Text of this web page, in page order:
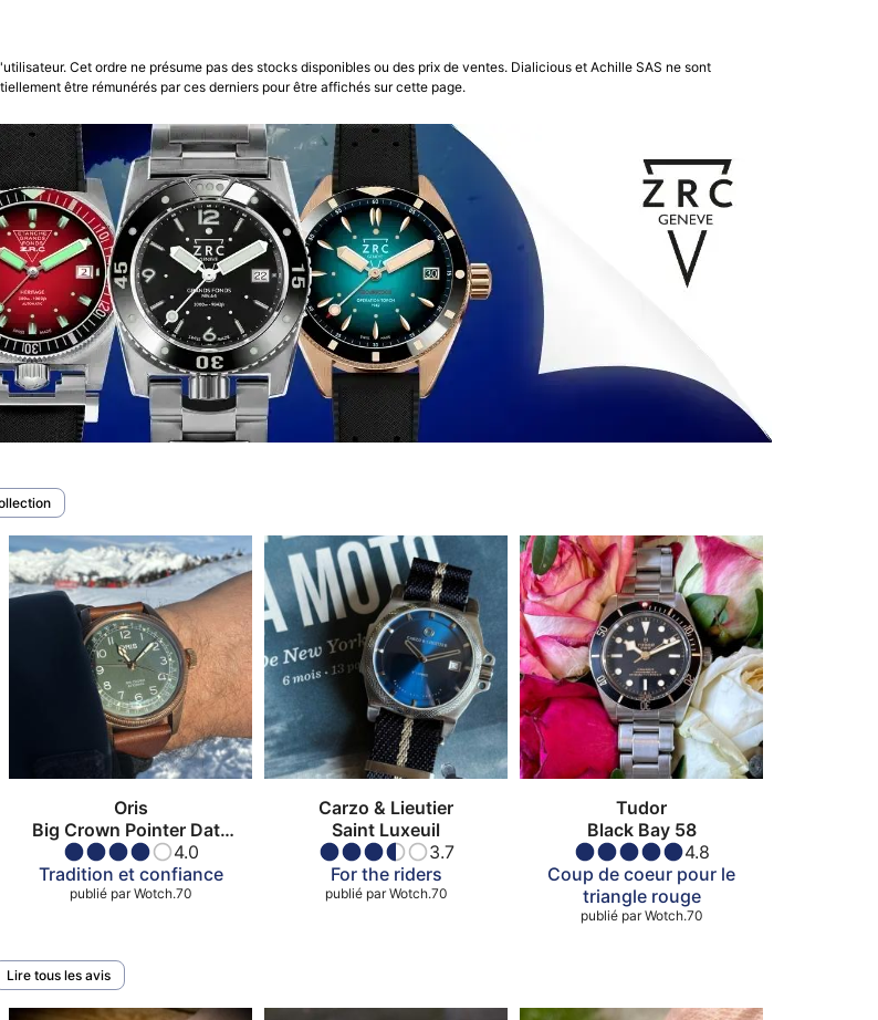
Cet ordre ne présume pas des stocks disponibles ou des prix de ventes. Dialicious et Achille SAS ne sont
être rémunérés par ces derniers pour être affichés sur cette page.
Oris
Big Crown Pointer Date
80TH Anniversary
4.0
Tradition et confiance
publié par Wotch.70
Carzo & Lieutier
Saint Luxeuil
3.7
For the riders
publié par Wotch.70
Tudor
Black Bay 58
4.8
Coup de coeur pour le
triangle rouge
publié par Wotch.70
Lire tous les avis